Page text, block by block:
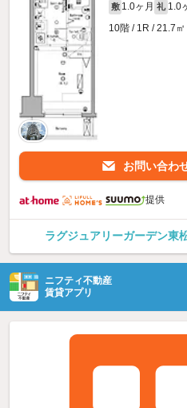
敷 1.0ヶ月 礼 1.0
10階 / 1R / 21.7㎡
お問い合わ
提供
ラグジュアリーガーデン東
ニフティ不動産
賃貸アプリ